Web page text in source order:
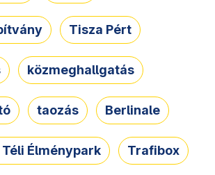
Tisza Pért
közmeghallgatás
taozás Berlinale
Élménypark Trafibox